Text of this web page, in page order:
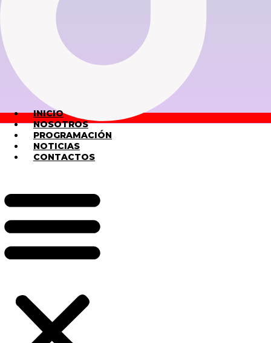
INICIO
NOSOTROS
PROGRAMACIÓN
NOTICIAS
CONTACTOS